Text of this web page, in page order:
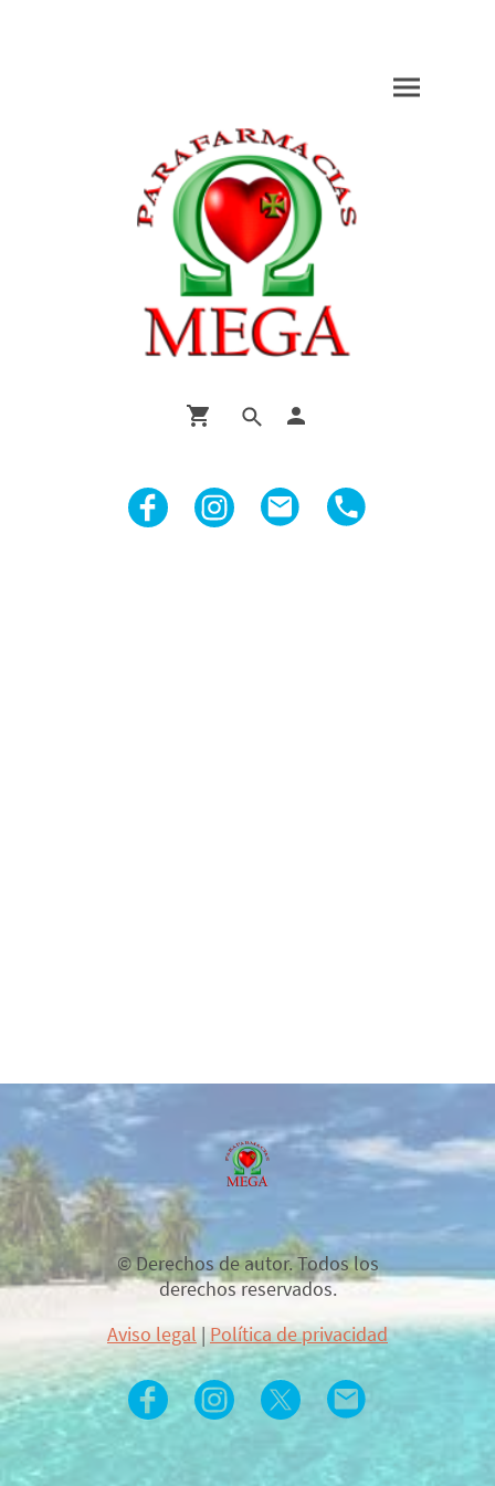
© Derechos de autor. Todos los
derechos reservados.
Aviso legal|Política de privacidad